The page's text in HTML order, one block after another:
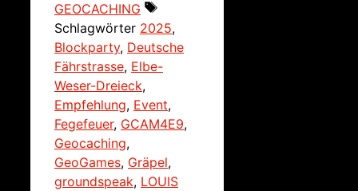
GEOCACHING
Schlagwörter 2025,
Blockparty, Deutsche
Fährstrasse, Elbe-
Weser-Dreieck,
Empfehlung, Event,
Fegefeuer, GCAM4E9,
Geocaching,
GeoGames, Gräpel,
groundspeak, LOUIS